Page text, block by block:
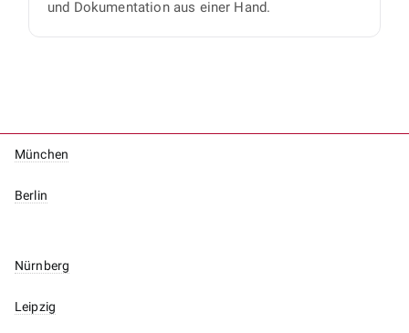
und Dokumentation aus einer Hand.
München
Berlin
Nürnberg
Leipzig